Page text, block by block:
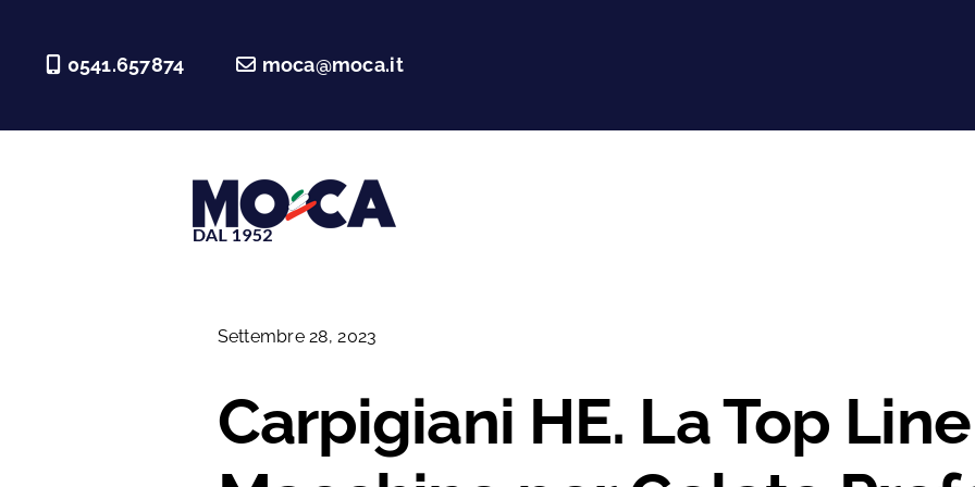
contenuto
0541.657874 moca@moca.it
Packaging
Macchinari
Settembre 28, 2023
Carpigiani HE. La Top